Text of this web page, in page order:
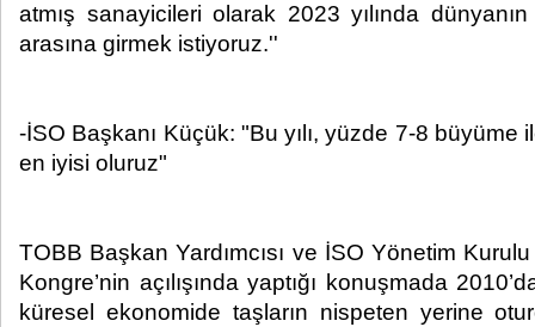
atmış sanayicileri olarak 2023 yılında
arasına girmek istiyoruz.''
-İSO Başkanı Küçük: "Bu yılı, yüzde 7-8 büyüme
en iyisi oluruz"
TOBB Başkan Yardımcısı ve İSO Yönetim
Kongre’nin açılışında yaptığı konuşmada
küresel ekonomide taşların nispeten yerine